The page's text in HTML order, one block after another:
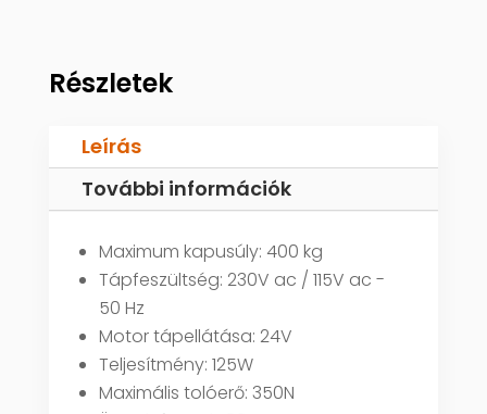
Részletek
Leírás
További információk
Maximum kapusúly: 400 kg
Tápfeszültség: 230V ac / 115V ac -
50 Hz
Motor tápellátása: 24V
Teljesítmény: 125W
Maximális tolóerő: 350N